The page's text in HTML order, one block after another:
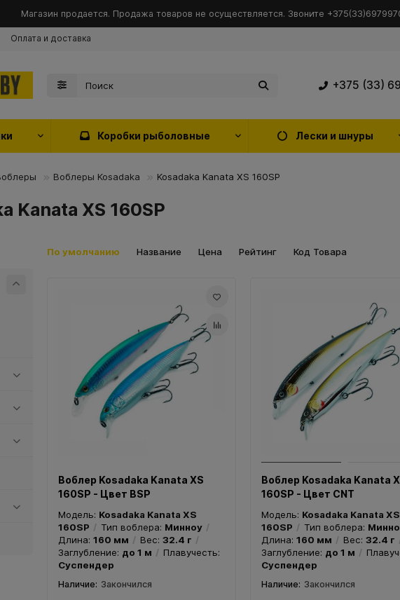
Магазин продается. Продажа товаров не осуществляется. Звоните
Оплата и доставка
+375 (33)
Коробки рыболовные Лески и шнуры
Воблеры Kosadaka Kosadaka Kanata XS 160SP
Kanata XS 160SP
По умолчанию Название Цена Рейтинг Код Товара
Воблер Kosadaka Kanata XS
160SP - Цвет BSP
Модель: Kosadaka Kanata XS
160SP
Тип воблера: Минноу
Длина: 160 мм Вес: 32.4 г
Заглубление: до 1 м
Плавучесть:
Суспендер
Закончился
Воблер Kosadaka Kanata
160SP - Цвет CNT
Модель: Kosadaka Kanata XS
160SP
Тип воблера:
Длина: 160 мм Вес: 32.4 г
Заглубление: до 1 м
Суспендер
Закончился